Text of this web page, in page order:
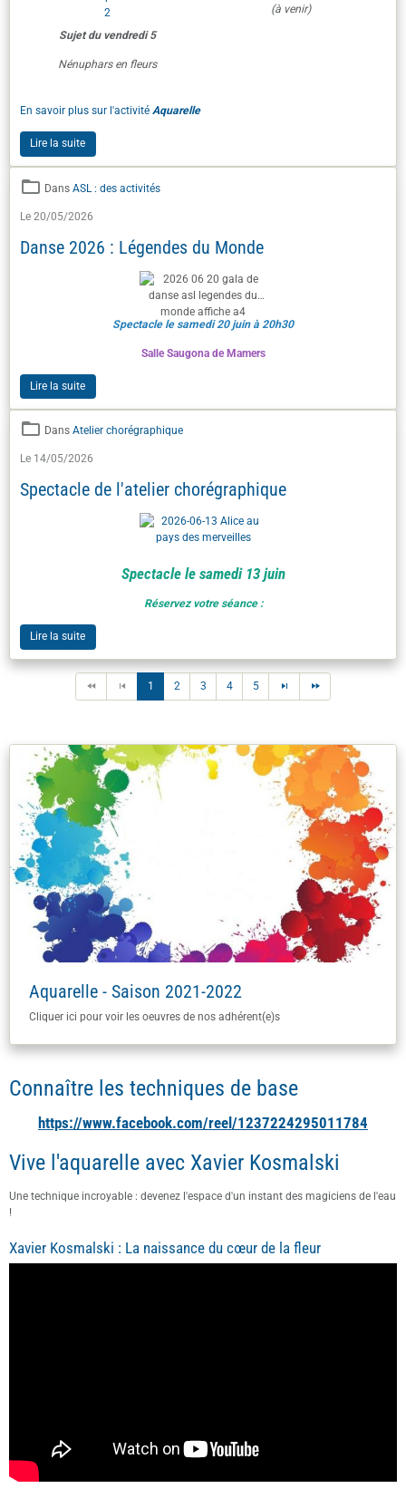
Sujet du vendredi 5
Nénuphars en fleurs
(à venir)
En savoir plus sur l'activité Aquarelle
Lire la suite
Dans ASL : des activités
Le 20/05/2026
Danse 2026 : Légendes du Monde
Spectacle le samedi 20 juin à 20h30
Salle Saugona de Mamers
Lire la suite
Dans Atelier chorégraphique
Le 14/05/2026
Spectacle de l'atelier chorégraphique
Spectacle le samedi 13 juin
Réservez votre séance :
Lire la suite
1 2 3 4 5
Aquarelle - Saison 2021-2022
Cliquer ici pour voir les oeuvres de nos adhérent(e)s
Connaître les techniques de base
https://www.facebook.com/reel/1237224295011784
Vive l'aquarelle avec Xavier Kosmalski
Une technique incroyable : devenez l'espace d'un instant des magiciens de l'eau
!
Xavier Kosmalski : La naissance du cœur de la fleur